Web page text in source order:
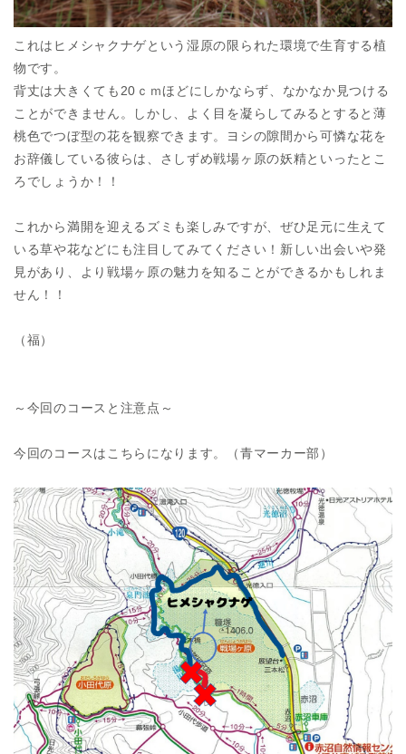
これはヒメシャクナゲという湿原の限られた環境で生育する植
物です。
背丈は大きくても20ｃｍほどにしかならず、なかなか見つける
ことができません。しかし、よく目を凝らしてみるとすると薄
桃色でつぼ型の花を観察できます。ヨシの隙間から可憐な花を
お辞儀している彼らは、さしずめ戦場ヶ原の妖精といったとこ
ろでしょうか！！
これから満開を迎えるズミも楽しみですが、ぜひ足元に生えて
いる草や花などにも注目してみてください！新しい出会いや発
見があり、より戦場ヶ原の魅力を知ることができるかもしれま
せん！！
（福）
～今回のコースと注意点～
今回のコースはこちらになります。（青マーカー部）